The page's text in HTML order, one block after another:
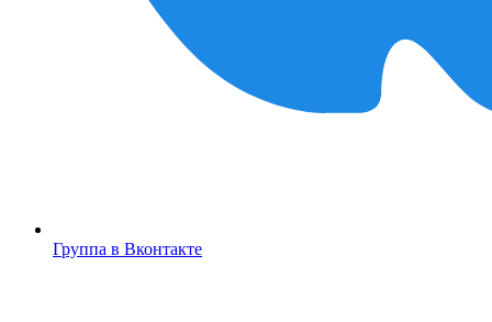
Группа в Вконтакте